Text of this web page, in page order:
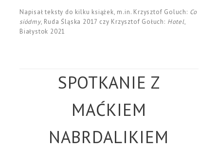
Napisał teksty do kilku książek, m.in. Krzysztof Goluch: Co
siódmy, Ruda Śląska 2017 czy Krzysztof Gołuch: Hotel,
Białystok 2021
SPOTKANIE Z
MAĆKIEM
NABRDALIKIEM